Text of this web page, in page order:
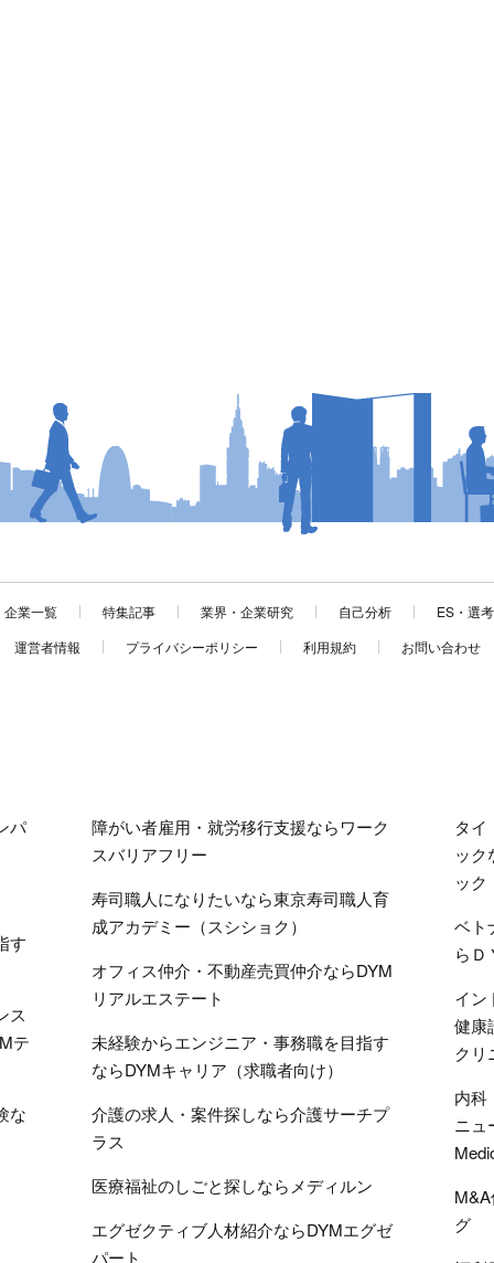
企業一覧 特集記事 業界・企業研究 自己分析 ES・選
運営者情報
プライバシーポリシー 利用規約 お問い合わせ
パ
す
ス
テ
な
障がい者雇用・就労移行支援ならワーク
スバリアフリー
寿司職人になりたいなら東京寿司職人育
成アカデミー（スシショク）
オフィス仲介・不動産売買仲介ならDYM
リアルエステート
未経験からエンジニア・事務職を目指す
ならDYMキャリア（求職者向け）
介護の求人・案件探しなら介護サーチプ
ラス
医療福祉のしごと探しならメディルン
エグゼクティブ人材紹介ならDYMエグゼ
パート
タイ
ック
ック
ベト
らＤ
イン
健康
クリ
内科
ニュ
グ